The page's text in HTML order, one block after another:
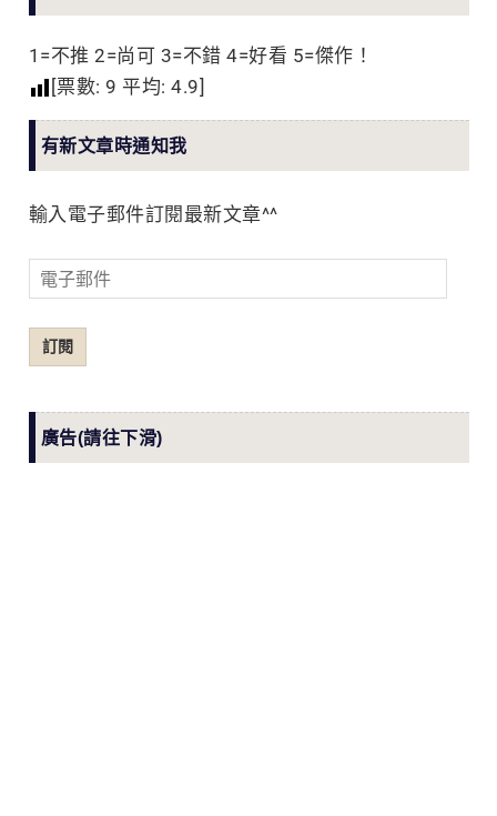
1=不推 2=尚可 3=不錯 4=好看 5=傑作！
[票數: 9 平均: 4.9]
有新文章時通知我
輸入電子郵件訂閱最新文章^^
電
子
郵
件
訂閱
廣告(請往下滑)